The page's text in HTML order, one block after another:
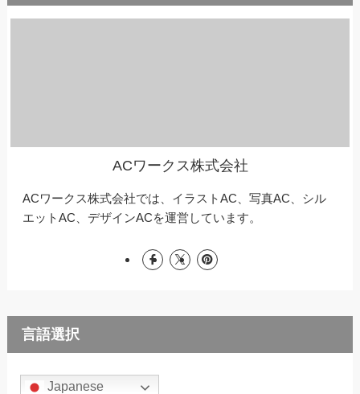
ACワークス株式会社
ACワークス株式会社では、イラストAC、写真AC、シル
エットAC、デザインACを運営しています。
言語選択
Japanese